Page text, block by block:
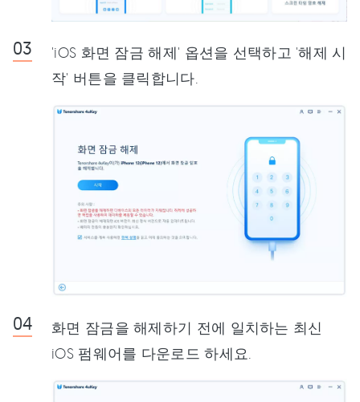
'iOS 화면 잠금 해제' 옵션을 선택하고 '해제 시
작' 버튼을 클릭합니다.
화면 잠금을 해제하기 전에 일치하는 최신
iOS 펌웨어를 다운로드 하세요.